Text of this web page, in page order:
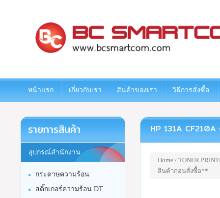
หน้าแรก เกี่ยวกับเรา สินค้าของเรา วิธีการสั่งซื้อ
HP 131A
Home/ TONER
สินค้าก่อนสั่งซื้อ**
รายการสินค้า
อุปกรณ์สำนักงาน
กระดาษความร้อน
สติ๊กเกอร์ความร้อน DT